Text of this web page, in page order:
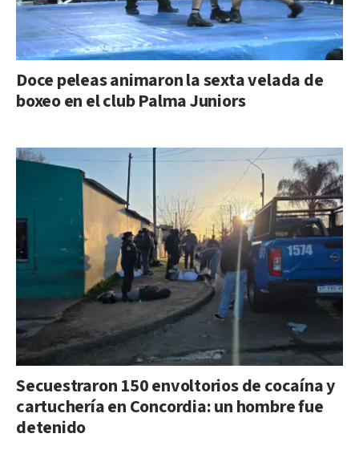
Doce peleas animaron la sexta velada de
boxeo en el club Palma Juniors
Secuestraron 150 envoltorios de cocaína y
cartuchería en Concordia: un hombre fue
detenido